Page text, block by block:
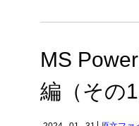
MS
編（その1